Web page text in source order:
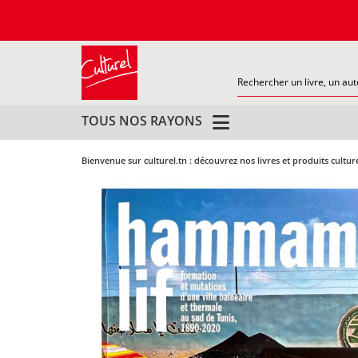
TOUS NOS RAYONS
Bienvenue sur culturel.tn : découvrez nos livres et produits